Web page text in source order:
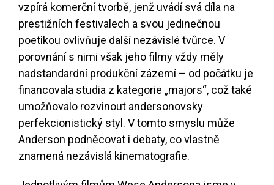
vzpírá komerční tvorbě, jenž uvádí svá díla na
prestižních festivalech a svou jedinečnou
poetikou ovlivňuje další nezávislé tvůrce. V
porovnání s nimi však jeho filmy vždy měly
nadstandardní produkční zázemí – od počátku je
financovala studia z kategorie „majors“, což také
umožňovalo rozvinout andersonovsky
perfekcionistický styl. V tomto smyslu může
Anderson podněcovat i debaty, co vlastně
znamená nezávislá kinematografie.